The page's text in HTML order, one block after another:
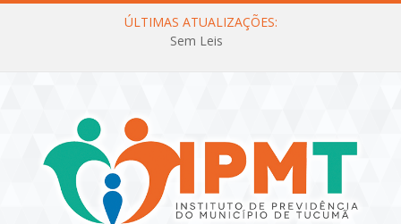
ÚLTIMAS ATUALIZAÇÕES:
Sem Leis